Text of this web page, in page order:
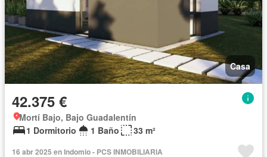
Casa
42.375 €
Mortí Bajo, Bajo Guadalentín
1 Dormitorio
1 Baño 33 m²
16 abr 2025 en Indomio - PCS INMOBILIARIA